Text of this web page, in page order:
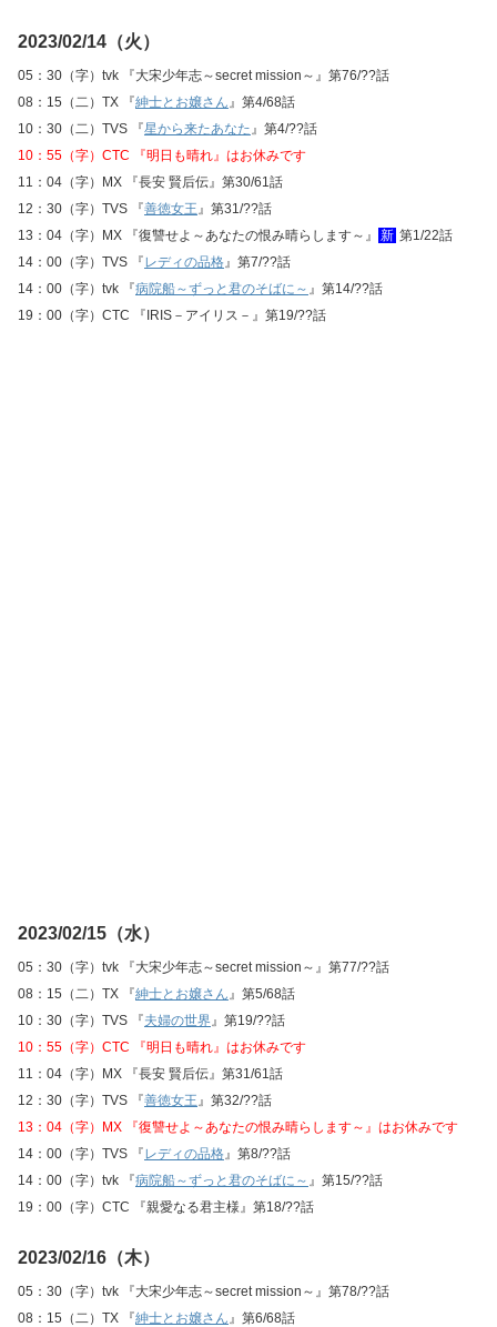
2023/02/14（火）
05：30（字）tvk 『大宋少年志～secret mission～』第76/??話
08：15（二）TX 『紳士とお嬢さん』第4/68話
10：30（二）TVS 『星から来たあなた』第4/??話
10：55（字）CTC 『明日も晴れ』はお休みです
11：04（字）MX 『長安 賢后伝』第30/61話
12：30（字）TVS 『善徳女王』第31/??話
13：04（字）MX 『復讐せよ～あなたの恨み晴らします～』
新 第1/22話
14：00（字）TVS 『レディの品格』第7/??話
14：00（字）tvk 『病院船～ずっと君のそばに～ 』第14/??話
19：00（字）CTC 『IRIS－アイリス－』第19/??話
2023/02/15（水）
05：30（字）tvk 『大宋少年志～secret mission～』第77/??話
08：15（二）TX 『紳士とお嬢さん』第5/68話
10：30（字）TVS 『夫婦の世界』第19/??話
10：55（字）CTC 『明日も晴れ』はお休みです
11：04（字）MX 『長安 賢后伝』第31/61話
12：30（字）TVS 『善徳女王』第32/??話
13：04（字）MX 『復讐せよ～あなたの恨み晴らします～』はお休みです
14：00（字）TVS 『レディの品格』第8/??話
14：00（字）tvk 『病院船～ずっと君のそばに～ 』第15/??話
19：00（字）CTC 『親愛なる君主様』第18/??話
2023/02/16（木）
05：30（字）tvk 『大宋少年志～secret mission～』第78/??話
08：15（二）TX 『紳士とお嬢さん』第6/68話